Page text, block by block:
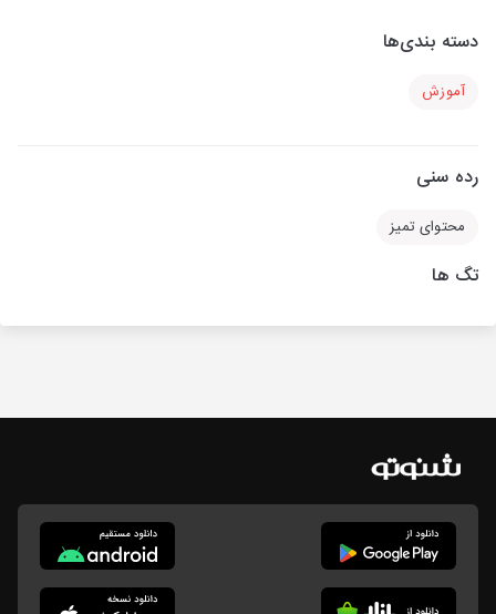
دسته بندی‌ها
آموزش
رده سنی
محتوای تمیز
تگ ها